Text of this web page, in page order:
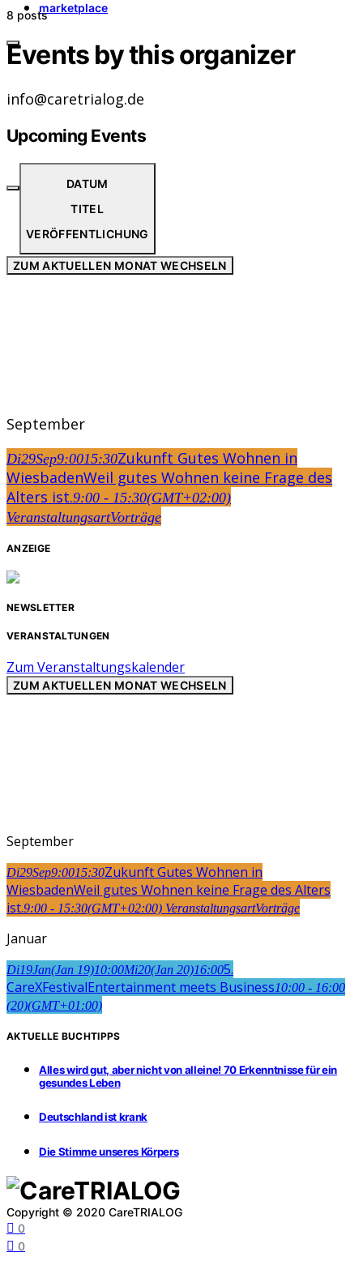
marketplace
8 posts
Events by this organizer
info@caretrialog.de
Upcoming Events
DATUM
TITEL
VERÖFFENTLICHUNG
ZUM AKTUELLEN MONAT WECHSELN
September
Di29Sep9:0015:30Zukunft Gutes Wohnen in
WiesbadenWeil gutes Wohnen keine Frage des
Alters ist.9:00 - 15:30(GMT+02:00)
VeranstaltungsartVorträge
ANZEIGE
NEWSLETTER
VERANSTALTUNGEN
Zum Veranstaltungskalender
ZUM AKTUELLEN MONAT WECHSELN
September
Di29Sep9:0015:30Zukunft Gutes Wohnen in
WiesbadenWeil gutes Wohnen keine Frage des Alters
ist.9:00 - 15:30(GMT+02:00) VeranstaltungsartVorträge
Januar
Di19Jan(Jan 19)10:00Mi20(Jan 20)16:005.
CareXFestivalEntertainment meets Business10:00 - 16:00
(20)(GMT+01:00)
AKTUELLE BUCHTIPPS
Alles wird gut, aber nicht von alleine! 70 Erkenntnisse für ein
gesundes Leben
Deutschland ist krank
Die Stimme unseres Körpers
Copyright © 2020 CareTRIALOG
0
0